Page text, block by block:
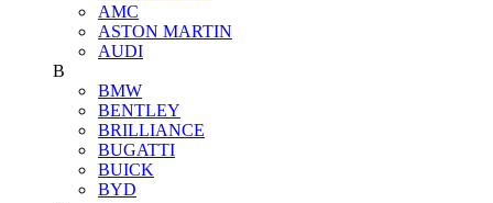
AMC
ASTON MARTIN
AUDI
B
BMW
BENTLEY
BRILLIANCE
BUGATTI
BUICK
BYD